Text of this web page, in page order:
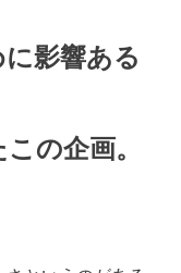
影響ある
の企画。